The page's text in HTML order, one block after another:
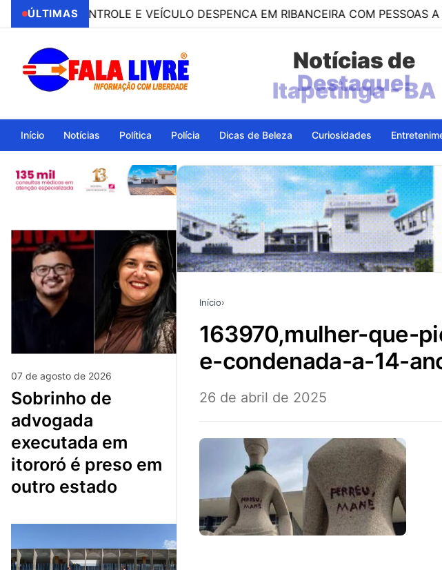
ÚLTIMAS
CONTROLE E VEÍCULO DESPENCA EM RIBANCEIRA COM PESSOAS A BORDO
Notícias de
Itapetinga - BA
Início Notícias Política Polícia Dicas de Beleza Curiosidades
07 de agosto de 2026
sobrinho de
advogada
executada em
itororó é preso em
outro estado
Início›
163970,mulher-que-pichou-estatua-com-batom-
e-condenada-a-14-
26 de abril de 2025